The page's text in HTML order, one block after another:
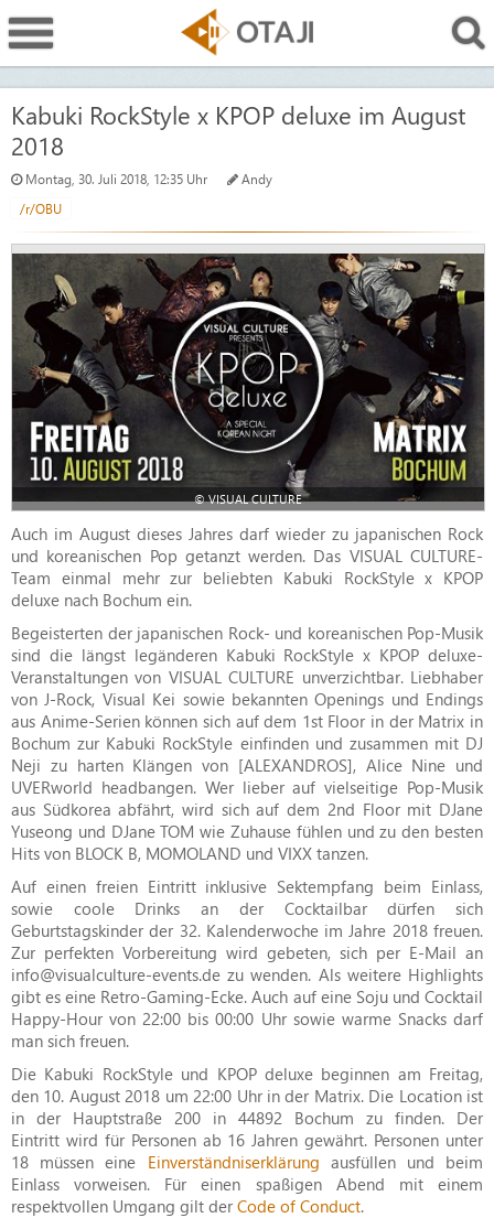
Kabuki RockStyle x KPOP deluxe im August
2018
Montag, 30. Juli 2018, 12:35 Uhr
Andy
/r/OBU
© VISUAL CULTURE
Auch im August dieses Jahres darf wieder zu japanischen Rock
und koreanischen Pop getanzt werden. Das VISUAL CULTURE-
Team einmal mehr zur beliebten Kabuki RockStyle x KPOP
deluxe nach Bochum ein.
Begeisterten der japanischen Rock- und koreanischen Pop-Musik
sind die längst legänderen Kabuki RockStyle x KPOP deluxe-
Veranstaltungen von VISUAL CULTURE unverzichtbar. Liebhaber
von J-Rock, Visual Kei sowie bekannten Openings und Endings
aus Anime-Serien können sich auf dem 1st Floor in der Matrix in
Bochum zur Kabuki RockStyle einfinden und zusammen mit DJ
Neji zu harten Klängen von [ALEXANDROS], Alice Nine und
UVERworld headbangen. Wer lieber auf vielseitige Pop-Musik
aus Südkorea abfährt, wird sich auf dem 2nd Floor mit DJane
Yuseong und DJane TOM wie Zuhause fühlen und zu den besten
Hits von BLOCK B, MOMOLAND und VIXX tanzen.
Auf einen freien Eintritt inklusive Sektempfang beim Einlass,
sowie coole Drinks an der Cocktailbar dürfen sich
Geburtstagskinder der 32. Kalenderwoche im Jahre 2018 freuen.
Zur perfekten Vorbereitung wird gebeten, sich per E-Mail an
info@visualculture-events.de zu wenden. Als weitere Highlights
gibt es eine Retro-Gaming-Ecke. Auch auf eine Soju und Cocktail
Happy-Hour von 22:00 bis 00:00 Uhr sowie warme Snacks darf
man sich freuen.
Die Kabuki RockStyle und KPOP deluxe beginnen am Freitag,
den 10. August 2018 um 22:00 Uhr in der Matrix. Die Location ist
in der Hauptstraße 200 in 44892 Bochum zu finden. Der
Eintritt wird für Personen ab 16 Jahren gewährt. Personen unter
18 müssen eine Einverständniserklärung ausfüllen und beim
Einlass vorweisen. Für einen spaßigen Abend mit einem
respektvollen Umgang gilt der Code of Conduct.